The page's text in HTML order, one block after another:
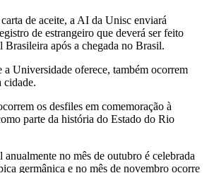
de aceite, a AI da Unisc enviará
de estrangeiro que deverá ser feito
Brasileira após a chegada no Brasil.
a Universidade oferece, também ocorrem
cidade.
os desfiles em comemoração à
parte da história do Estado do Rio
no mês de outubro é celebrada
germânica e no mês de novembro ocorre